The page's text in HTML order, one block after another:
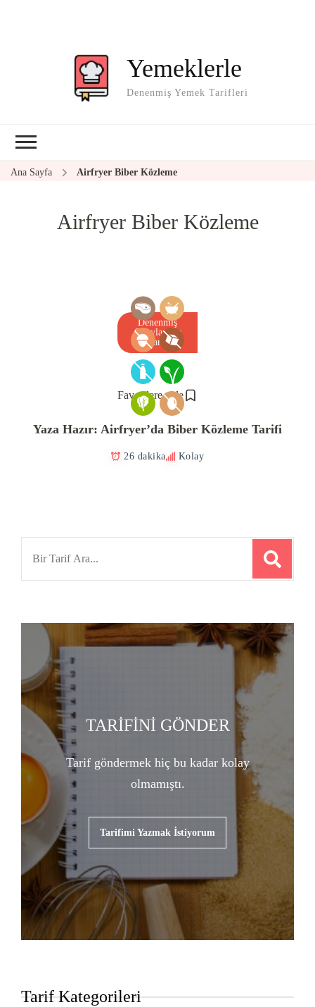
Yemeklerle
Denenmiş Yemek Tarifleri
Ana Sayfa Airfryer Biber Közleme
Airfryer Biber Közleme
Favorilere ekle
Denenmiş
Onaylanmış
Tarif
Yaza Hazır: Airfryer’da Biber Közleme Tarifi
26 dakika Kolay
TARİFİNİ GÖNDER
Tarif göndermek hiç bu kadar kolay
olmamıştı.
Tarifimi Yazmak İstiyorum
Tarif Kategorileri